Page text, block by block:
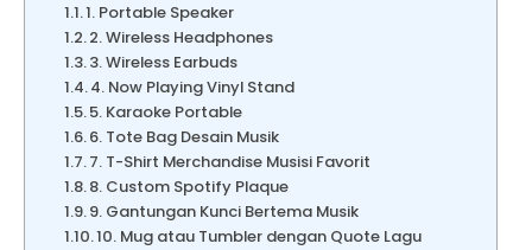
1. Portable Speaker
2. Wireless Headphones
3. Wireless Earbuds
4. Now Playing Vinyl Stand
5. Karaoke Portable
6. Tote Bag Desain Musik
7. T-Shirt Merchandise Musisi Favorit
8. Custom Spotify Plaque
9. Gantungan Kunci Bertema Musik
10. Mug atau Tumbler dengan Quote Lagu